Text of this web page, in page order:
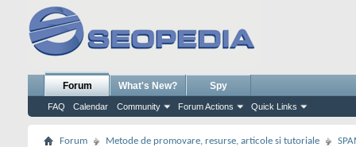
Forum
FAQ Calendar Community Forum Actions Quick Links
What's New? Spy
Forum Metode de promovare, resurse, articole si tutoriale